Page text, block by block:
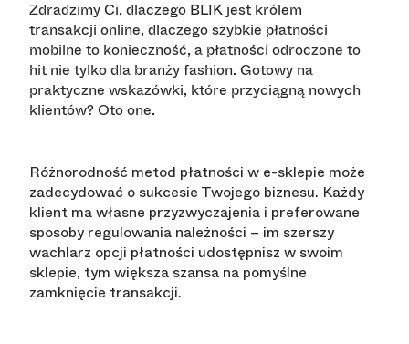
Zdradzimy Ci, dlaczego BLIK jest królem
transakcji online, dlaczego szybkie płatności
mobilne to konieczność, a płatności odroczone to
hit nie tylko dla branży fashion. Gotowy na
praktyczne wskazówki, które przyciągną nowych
klientów? Oto one.
Różnorodność metod płatności w e-sklepie może
zadecydować o sukcesie Twojego biznesu. Każdy
klient ma własne przyzwyczajenia i preferowane
sposoby regulowania należności – im szerszy
wachlarz opcji płatności udostępnisz w swoim
sklepie, tym większa szansa na pomyślne
zamknięcie transakcji.